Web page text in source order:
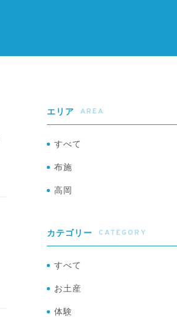
エリア AREA
すべて
布施
高岡
カテゴリー CATEGORY
すべて
お土産
体験